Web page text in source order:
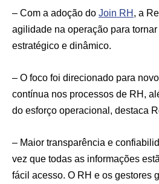
– Com a adoção do Join RH , a
agilidade na operação para
estratégico e dinâmico.
– O foco foi direcionado para
contínua nos processos de RH,
do esforço operacional, destaca
– Maior transparência e
vez que todas as informações
fácil acesso. O RH e os gestores